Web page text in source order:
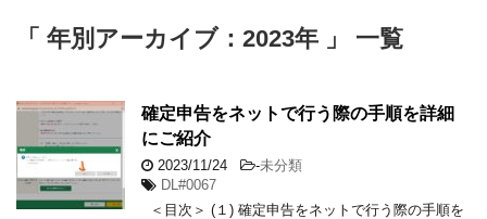
「 年別アーカイブ：2023年 」 一覧
確定申告をネットで行う際の手順を詳細
にご紹介
2023/11/24 -未分類
DL#0067
＜目次＞ (１) 確定申告をネットで行う際の手順を